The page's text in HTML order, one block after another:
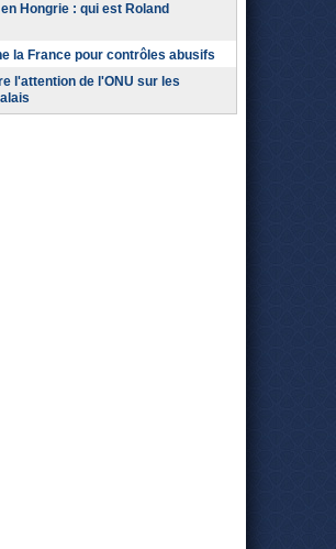
Hongrie : qui est Roland
la France pour contrôles abusifs
l'attention de l'ONU sur les